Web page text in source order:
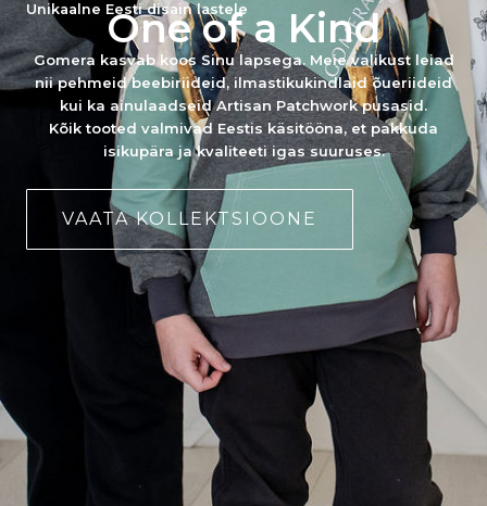
Unikaalne Eesti disain lastele
One of a Kind
Gomera kasvab koos Sinu lapsega. Meie valikust leiad
nii pehmeid beebiriideid, ilmastikukindlaid õueriideid
kui ka ainulaadseid Artisan Patchwork pusasid.
Kõik tooted valmivad Eestis käsitööna, et pakkuda
isikupära ja kvaliteeti igas suuruses.
VAATA KOLLEKTSIOONE